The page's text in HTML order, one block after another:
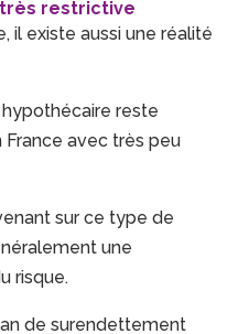
restrictive
il existe aussi une réalité
reste
avec très peu
sur ce type de
une
risque.
de surendettement